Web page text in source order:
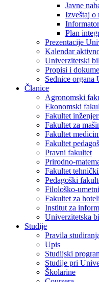
Javne
Izveštaj o
Plan
Prezentacije
Kalendar
Univerzitetski
Propisi i
Sednice organa
Članice
Agronomski
Ekonomski
Fakultet
Fakultet za
Fakultet
Fakultet
Pravni fakultet
Prirodno-
Fakultet
Pedagoški
Filološko-
Fakultet za
Institut za
Univerzitetska
Studije
Pravila
Upis
Studijski
Studije pri
Školarine